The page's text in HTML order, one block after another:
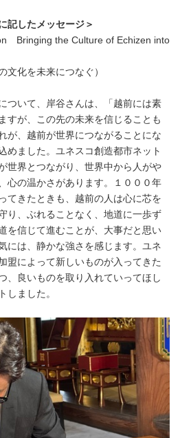
記したメッセージ＞
Bringing the Culture of Echizen into
化を未来につなぐ）
ついて、岸谷さんは、「越前には素
すが、この先の未来を信じることも
が、越前が世界につながることにな
めました。ユネスコ創造都市ネット
世界とつながり、世界中から人がや
心の温かさがあります。１０００年
てきたときも、越前の人は心に芯を
り、ぶれることなく、地道に一歩ず
を信じて進むことが、大事だと思い
には、静かな強さを感じます。ユネ
盟によって新しいものが入ってきた
、良いものを取り入れていってほし
しました。